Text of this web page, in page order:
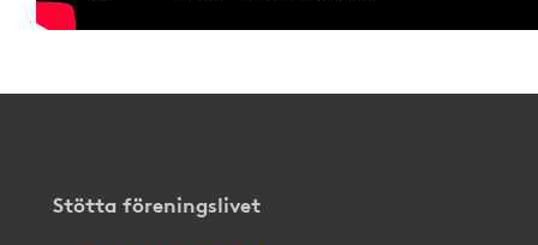
Stötta föreningslivet